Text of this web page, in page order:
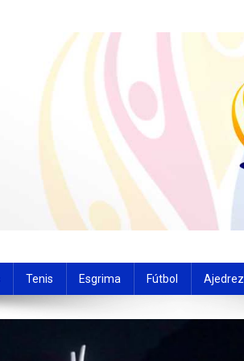
Tenis Esgrima Fútbol Ajedrez